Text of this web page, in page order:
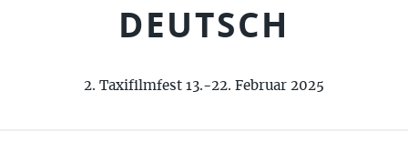
DEUTSCH
2. Taxifilmfest 13.-22. Februar 2025